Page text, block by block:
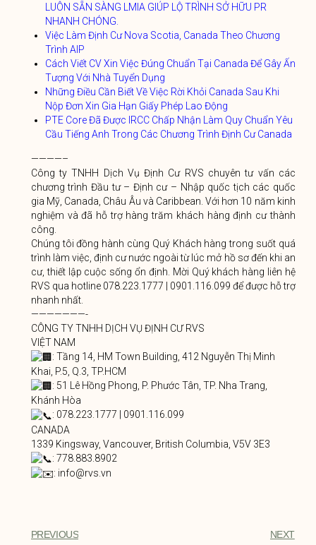
LUÔN SẴN SÀNG LMIA GIÚP LỘ TRÌNH SỞ HỮU PR
NHANH CHÓNG.
Việc Làm Định Cư Nova Scotia, Canada Theo Chương
Trình AIP
Cách Viết CV Xin Việc Đúng Chuẩn Tại Canada Để Gây Ấn
Tượng Với Nhà Tuyển Dụng
Những Điều Cần Biết Về Việc Rời Khỏi Canada Sau Khi
Nộp Đơn Xin Gia Hạn Giấy Phép Lao Động
PTE Core Đã Được IRCC Chấp Nhận Làm Quy Chuẩn Yêu
Cầu Tiếng Anh Trong Các Chương Trình Định Cư Canada
————–
Công ty TNHH Dịch Vụ Định Cư RVS chuyên tư vấn các
chương trình Đầu tư – Định cư – Nhập quốc tịch các quốc
gia Mỹ, Canada, Châu Âu và Caribbean. Với hơn 10 năm kinh
nghiệm và đã hỗ trợ hàng trăm khách hàng định cư thành
công.
Chúng tôi đồng hành cùng Quý Khách hàng trong suốt quá
trình làm việc, định cư nước ngoài từ lúc mở hồ sơ đến khi an
cư, thiết lập cuộc sống ổn định. Mời Quý khách hàng liên hệ
RVS qua hotline 078.223.1777 | 0901.116.099 để được hỗ trợ
nhanh nhất.
———————-
CÔNG TY TNHH DỊCH VỤ ĐỊNH CƯ RVS
VIỆT NAM
: Tầng 14, HM Town Building, 412 Nguyễn Thị Minh
Khai, P.5, Q.3, TP.HCM
: 51 Lê Hồng Phong, P. Phước Tân, TP. Nha Trang,
Khánh Hòa
: 078.223.1777 | 0901.116.099
CANADA
1339 Kingsway, Vancouver, British Columbia, V5V 3E3
: 778.883.8902
: info@rvs.vn
PREVIOUS NEXT